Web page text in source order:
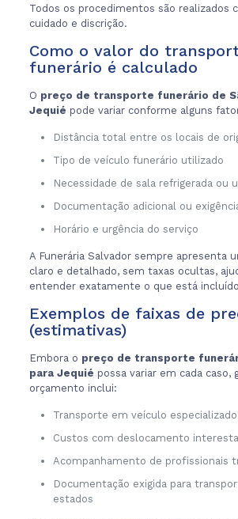
Todos os procedimentos são realizados
cuidado e discrição.
Como o valor do
funerário é calculado
O preço de transporte funerário de
Jequié pode variar conforme alguns
Distância total entre os locais de
Tipo de veículo funerário utilizado
Necessidade de sala refrigerada ou
Documentação adicional ou
Horário e urgência do serviço
A Funerária Salvador sempre apresenta
claro e detalhado, sem taxas ocultas,
entender exatamente o que está
Exemplos de faixas de
(estimativas)
Embora o preço de transporte
para Jequié possa variar em cada caso,
orçamento inclui:
Transporte em veículo especializado
Custos com deslocamento
Acompanhamento de profissionais
Documentação exigida para
estados